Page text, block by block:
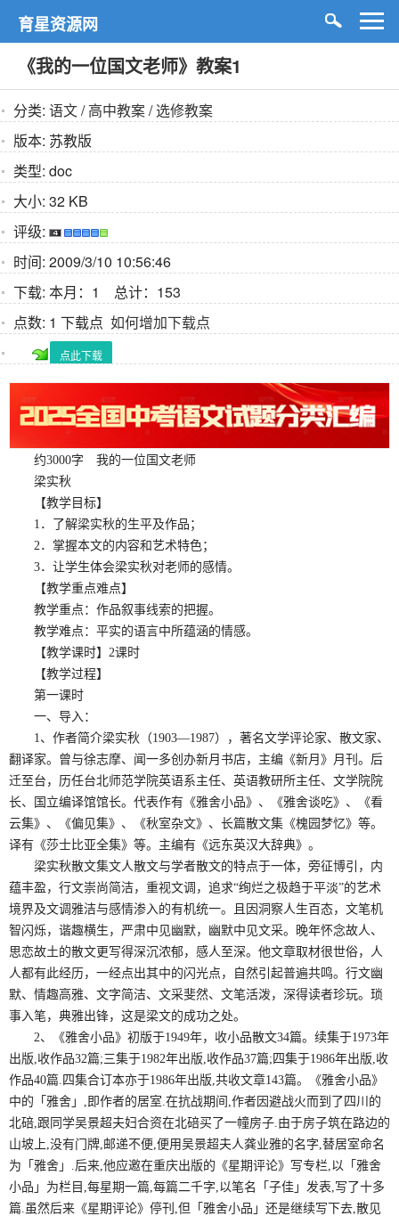
育星资源网
《我的一位国文老师》教案1
分类: 语文/高中教案/选修教案
版本: 苏教版
类型: doc
大小: 32 KB
评级:
时间: 2009/3/10 10:56:46
下载: 本月：1 总计：153
点数: 1 下载点 如何增加下载点
点此下载
约3000字 我的一位国文老师
梁实秋
【教学目标】
1．了解梁实秋的生平及作品；
2．掌握本文的内容和艺术特色；
3．让学生体会梁实秋对老师的感情。
【教学重点难点】
教学重点：作品叙事线索的把握。
教学难点：平实的语言中所蕴涵的情感。
【教学课时】2课时
【教学过程】
第一课时
一、导入：
1、作者简介梁实秋（1903—1987），著名文学评论家、散文家、
翻译家。曾与徐志摩、闻一多创办新月书店，主编《新月》月刊。后
迁至台，历任台北师范学院英语系主任、英语教研所主任、文学院院
长、国立编译馆馆长。代表作有《雅舍小品》、《雅舍谈吃》、《看
云集》、《偏见集》、《秋室杂文》、长篇散文集《槐园梦忆》等。
译有《莎士比亚全集》等。主编有《远东英汉大辞典》。
梁实秋散文集文人散文与学者散文的特点于一体，旁征博引，内
蕴丰盈，行文崇尚简洁，重视文调，追求“绚烂之极趋于平淡”的艺术
境界及文调雅洁与感情渗入的有机统一。且因洞察人生百态，文笔机
智闪烁，谐趣横生，严肃中见幽默，幽默中见文采。晚年怀念故人、
思恋故土的散文更写得深沉浓郁，感人至深。他文章取材很世俗，人
人都有此经历，一经点出其中的闪光点，自然引起普遍共鸣。行文幽
默、情趣高雅、文字简洁、文采斐然、文笔活泼，深得读者珍玩。琐
事入笔，典雅出锋，这是梁文的成功之处。
2、《雅舍小品》初版于1949年，收小品散文34篇。续集于1973年
出版,收作品32篇;三集于1982年出版,收作品37篇;四集于1986年出版,收
作品40篇.四集合订本亦于1986年出版,共收文章143篇。《雅舍小品》
中的「雅舍」,即作者的居室.在抗战期间,作者因避战火而到了四川的
北碚,跟同学吴景超夫妇合资在北碚买了一幢房子.由于房子筑在路边的
山坡上,没有门牌,邮递不便,便用吴景超夫人龚业雅的名字,替居室命名
为「雅舍」.后来,他应邀在重庆出版的《星期评论》写专栏,以「雅舍
小品」为栏目,每星期一篇,每篇二千字,以笔名「子佳」发表,写了十多
篇.虽然后来《星期评论》停刊,但「雅舍小品」还是继续写下去,散见